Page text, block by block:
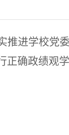
推进学校党
正确政绩观